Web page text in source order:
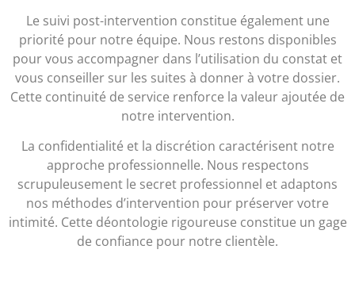
Le suivi post-intervention constitue également une
priorité pour notre équipe. Nous restons disponibles
pour vous accompagner dans l’utilisation du constat et
vous conseiller sur les suites à donner à votre dossier.
Cette continuité de service renforce la valeur ajoutée de
notre intervention.
La confidentialité et la discrétion caractérisent notre
approche professionnelle. Nous respectons
scrupuleusement le secret professionnel et adaptons
nos méthodes d’intervention pour préserver votre
intimité. Cette déontologie rigoureuse constitue un gage
de confiance pour notre clientèle.